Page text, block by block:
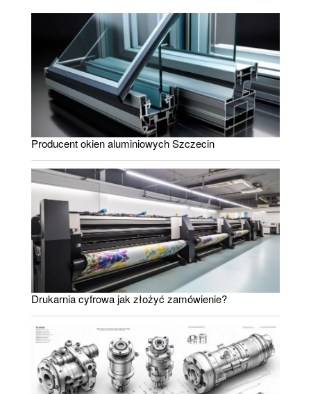
Producent okien aluminiowych Szczecin
Drukarnia cyfrowa jak złożyć zamówienie?